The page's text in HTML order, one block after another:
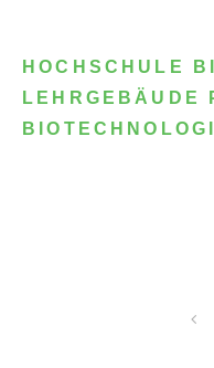
HOCHSCHULE
LEHRGEBÄUDE